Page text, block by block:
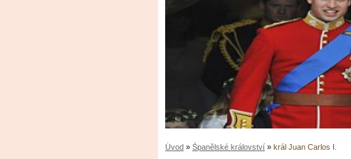
Úvod » Španělské království » král Juan Carlos I.